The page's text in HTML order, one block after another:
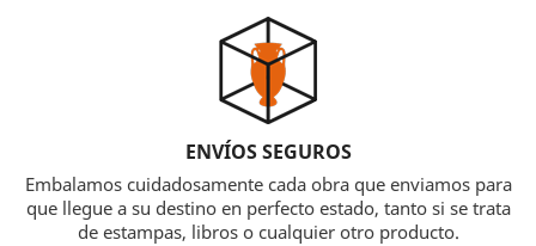
ENVÍOS SEGUROS
Embalamos cuidadosamente cada obra que enviamos para
que llegue a su destino en perfecto estado, tanto si se trata
de estampas, libros o cualquier otro producto.